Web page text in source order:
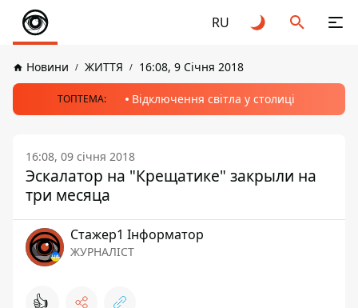
RU
Новини ЖИТТЯ 16:08, 9 Січня 2018
ТОПТЕМА: Відключення світла у столиці
16:08, 09 січня 2018
Эскалатор на "Крещатике" закрыли на
три месяца
Стажер1 Інформатор
ЖУРНАЛІСТ
👍